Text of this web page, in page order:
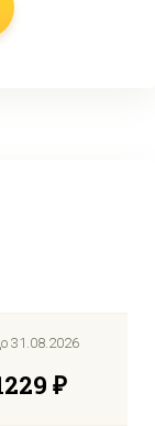
31.08.2026
₽